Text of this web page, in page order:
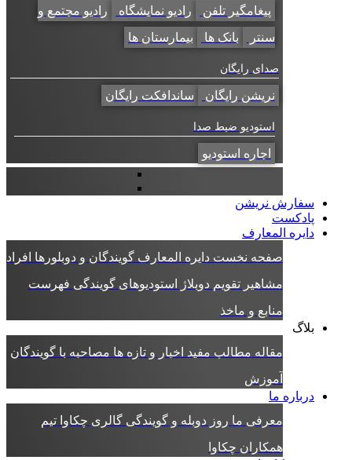
پیغامگیر تلفن رادیو نمایشگاه
رادیو مجتمع و
سنتر
بانک ها بیمارستان ها
صدای رایگان
نریشن رایگان ساندافکت رایگان
استودیو ضبط صدا
اجاره استودیو
سفارش نریشن
پادکست
دایره المعارف
صفحه نخست دایره المعارف گویندگان و دوبلورها افراد
مشاهیر تقویم دوبلاژ استودیوهای گویندگی فهرست
منابع و ماخذ
بلاگ
مقاله مطالب مفید اخبار و تازه ها مصاحبه با گویندگان
آموزش
درباره ما
معرفی ما روز دوبله و گویندگی گالری چکاوا تیم
همکاران چکاوا